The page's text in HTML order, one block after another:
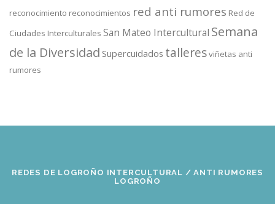
reconocimiento reconocimientos red anti rumores Red de
Ciudades Interculturales San Mateo Intercultural Semana
de la Diversidad Supercuidados talleresviñetas anti
rumores
REDES DE LOGROÑO INTERCULTURAL / ANTI RUMORES
LOGROÑO